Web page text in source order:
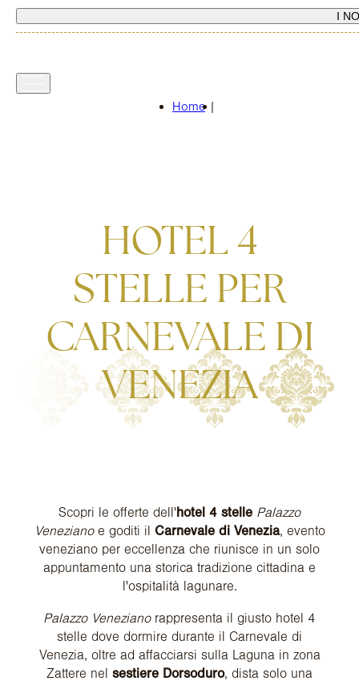
I
Home|
HOTEL 4
STELLE PER
CARNEVALE DI
VENEZIA
Scopri le offerte dell'hotel 4 stelle Palazzo
Veneziano e goditi il Carnevale di Venezia, evento
veneziano per eccellenza che riunisce in un solo
appuntamento una storica tradizione cittadina e
l'ospitalità lagunare.
Palazzo Venezianorappresenta il giusto hotel 4
stelle dove dormire durante il Carnevale di
Venezia, oltre ad affacciarsi sulla Laguna in zona
Zattere nel sestiere Dorsoduro, dista solo una